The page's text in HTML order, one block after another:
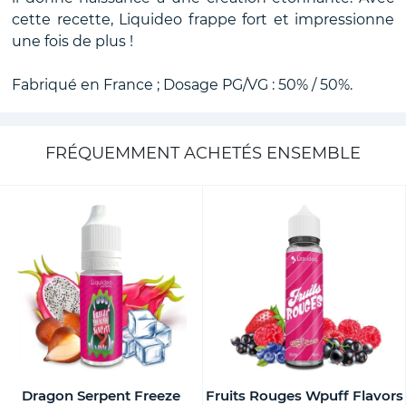
cette recette, Liquideo frappe fort et impressionne
une fois de plus !
Fabriqué en France ; Dosage PG/VG : 50% / 50%.
FRÉQUEMMENT ACHETÉS ENSEMBLE
Dragon Serpent Freeze
Fruits Rouges Wpuff Flavors